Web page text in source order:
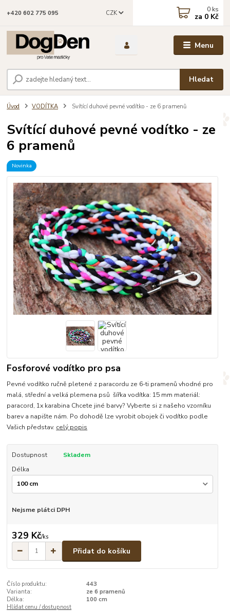
Menu
CZK
Hledat
+420 602 775 095 0 ks
za 0 Kč
Úvod VODÍTKA Svítící duhové pevné vodítko - ze 6 pramenů
Svítící duhové pevné vodítko - ze
6 pramenů
Novinka
Fosforové vodítko pro psa
Pevné vodítko ručně pletené z paracordu ze 6-ti pramenů vhodné pro
malá, střední a velká plemena psů šířka vodítka: 15 mm materiál:
paracord, 1x karabina Chcete jiné barvy? Vyberte si z našeho vzorníku
barev a napište nám. Po dohodě lze vyrobit obojek či vodítko podle
Vašich představ. celý popis
Dostupnost
Skladem
Délka
Nejsme plátci DPH
329 Kč/ks
Přidat do košíku
Číslo produktu:
443
Varianta:
ze 6 pramenů
Délka:
100 cm
Hlídat cenu / dostupnost